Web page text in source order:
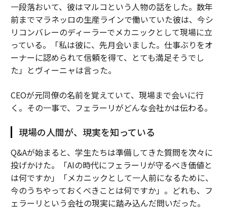
一段落おいて、彼はマルコという人物の話をした。数年
前までマラネッロの生産ラインで働いていた彼は、今シ
リコンバレーのディーラーでメカニックとして現場に立
っている。「私は彼に、先月会いました。仕事ぶりをオ
ーナーに認められて信頼を得て、とても満足そうでし
た」とヴィーニャは言った。
CEOが元同僚の名前を覚えていて、現場まで会いに行
く。その一事で、フェラーリがどんな会社かは伝わる。
現場の人間が、現実を知っている
Q&Aが始まると、学生たちは準備してきた質問を次々に
投げかけた。「AIの時代にフェラーリが守るべき価値と
は何ですか」「メカニックとして一人前になるために、
今のうちやっておくべきことは何ですか」。どれも、フ
ェラーリという会社の現実に踏み込んだ問いだった。